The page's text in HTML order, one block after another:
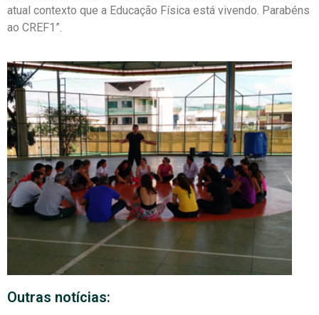
atual contexto que a Educação Física está vivendo. Parabéns
ao CREF1”.
Outras notícias: